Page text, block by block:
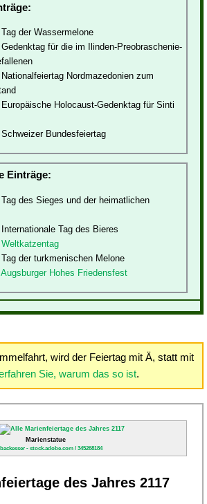
der Wassermelone
für die im Ilinden-Preobraschenie-
Nordmazedonien zum
Europäische Holocaust-Gedenktag für Sinti
Bundesfeiertag
Einträge:
des Sieges und der heimatlichen
Tag des Bieres
der turkmenischen Melone
Hohes Friedensfest
wird der Feiertag mit Ä, statt mit
Sie, warum das so ist.
Marienstatue
- stock.adobe.com / 345268184
des Jahres 2117